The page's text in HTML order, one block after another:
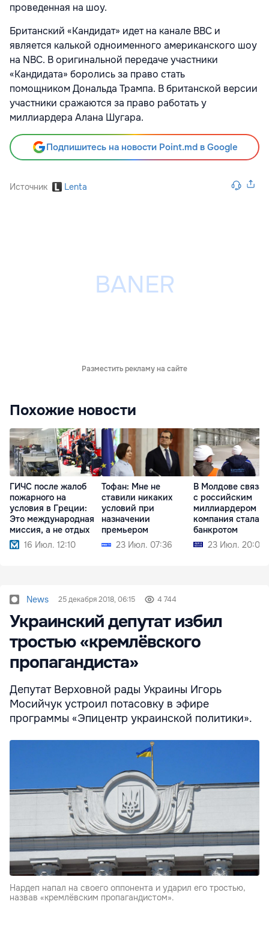
проведенная на шоу.
Британский «Кандидат» идет на канале BBC и
является калькой одноименного американского шоу
на NBC. В оригинальной передаче участники
«Кандидата» боролись за право стать
помощникомДональда Трампа. В британской версии
участники сражаются за право работать у
миллиардера Алана Шугара.
Подпишитесь на новости Point.md в Google
Источник Lenta
Разместить рекламу на сайте
Похожие новости
ГИЧС после жалоб
пожарного на
условия в Греции:
Это международная
миссия, а не отдых
16 Июл. 12:10
Тофан: Мне не
ставили никаких
условий при
назначении
премьером
23 Июл. 07:36
В Молдове
с российским
миллиардером
компания стала
банкротом
23 Июл. 20:00
News 25 декабря 2018, 06:15 4 744
Украинский депутат избил
тростью «кремлёвского
пропагандиста»
Депутат Верховной рады Украины Игорь
Мосийчук устроил потасовку в эфире
программы «Эпицентр украинской политики».
Нардеп напал на своего оппонента и ударил его тростью,
назвав «кремлёвским пропагандистом».